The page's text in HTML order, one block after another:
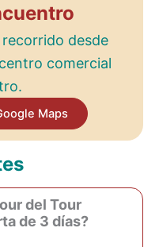
desde
comercial
Maps
del Tour
de 3 días?